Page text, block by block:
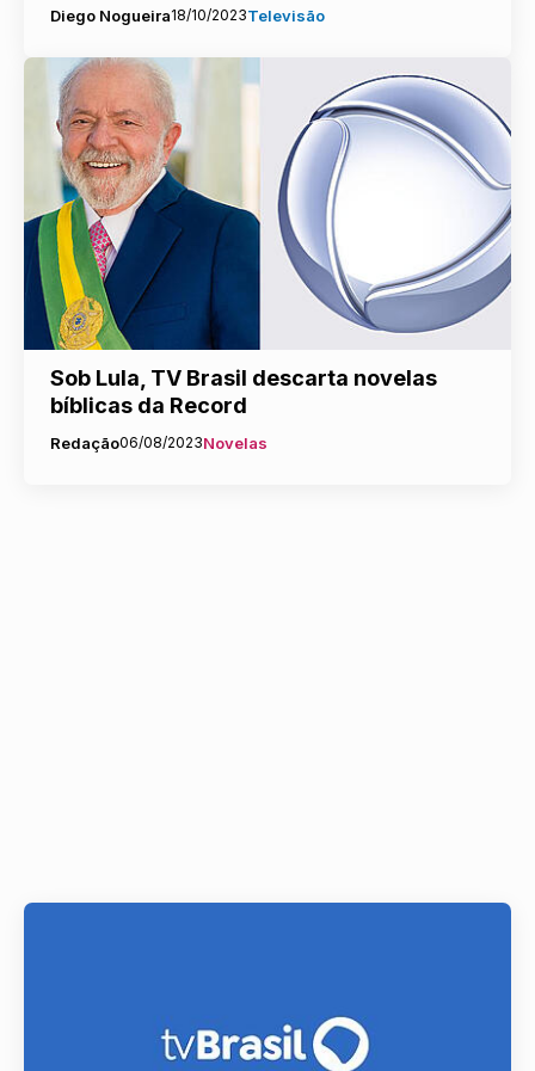
Diego Nogueira18/10/2023Televisão
Sob Lula, TV Brasil descarta novelas
bíblicas da Record
Redação06/08/2023Novelas